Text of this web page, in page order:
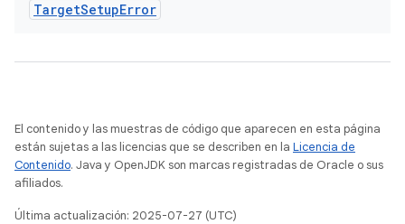
TargetSetupError
El contenido y las muestras de código que aparecen en esta página
están sujetas a las licencias que se describen en la Licencia de
Contenido. Java y OpenJDK son marcas registradas de Oracle o sus
afiliados.
Última actualización: 2025-07-27 (UTC)